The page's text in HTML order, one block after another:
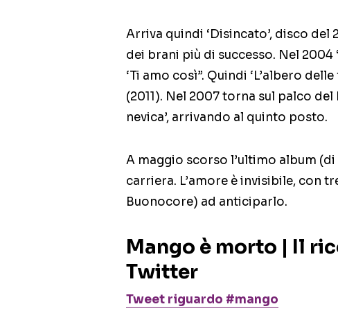
Arriva quindi ‘Disincato’, disco del
dei brani più di successo. Nel 2004
‘Ti amo così”. Quindi ‘L’albero
(2011). Nel 2007 torna sul palco
nevica’, arrivando al quinto posto.
A maggio scorso l’ultimo album
carriera. L’amore è invisibile, con
Buonocore) ad anticiparlo.
Mango è morto | Il
Twitter
Tweet riguardo #mango